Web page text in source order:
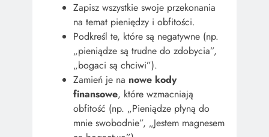
Zapisz wszystkie swoje przekonania
na temat pieniędzy i obfitości.
Podkreśl te, które są negatywne (np.
„pieniądze są trudne do zdobycia”,
„bogaci są chciwi”).
Zamień je na nowe kody
finansowe, które wzmacniają
obfitość (np. „Pieniądze płyną do
mnie swobodnie”, „Jestem magnesem